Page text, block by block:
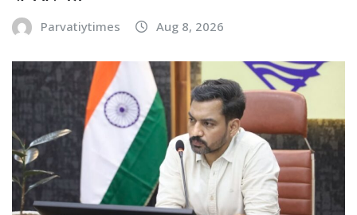
Parvatiytimes Aug 8, 2026